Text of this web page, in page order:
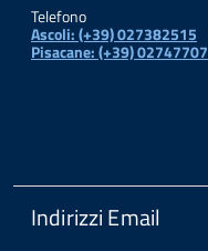
Telefono
Ascoli: (+39) 027382515
Pisacane: (+39) 02747707
Indirizzi Email